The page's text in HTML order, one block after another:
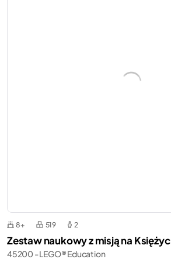
8+ 519 2
Zestaw naukowy z misją na Księżyc
45200 - LEGO® Education